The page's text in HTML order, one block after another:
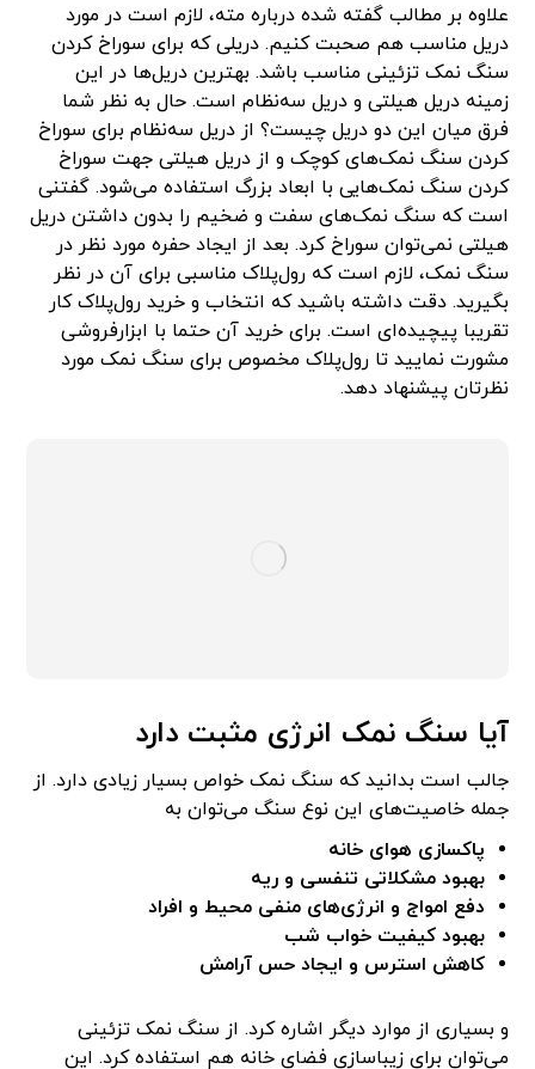
علاوه بر مطالب گفته شده درباره مته، لازم است در مورد
دریل مناسب هم صحبت کنیم. دریلی که برای سوراخ کردن
سنگ نمک تزئینی مناسب باشد. بهترین دریل‌ها در این
زمینه دریل هیلتی و دریل سه‌نظام است. حال به نظر شما
فرق میان این دو دریل چیست؟ از دریل سه‌نظام برای سوراخ
کردن سنگ نمک‌های کوچک و از دریل هیلتی جهت سوراخ
کردن سنگ نمک‌هایی با ابعاد بزرگ استفاده می‌شود. گفتنی
است که سنگ نمک‌های سفت و ضخیم را بدون داشتن دریل
هیلتی نمی‌توان سوراخ کرد. بعد از ایجاد حفره مورد نظر در
سنگ نمک، لازم است که رول‌پلاک مناسبی برای آن در نظر
بگیرید. دقت داشته باشید که انتخاب و خرید رول‌پلاک کار
تقریبا پیچیده‌ای است. برای خرید آن حتما با ابزارفروشی
مشورت نمایید تا رول‌پلاک مخصوص برای سنگ نمک مورد
نظرتان پیشنهاد دهد.
آیا سنگ نمک انرژی مثبت دارد
جالب است بدانید که سنگ نمک خواص بسیار زیادی دارد. از
جمله خاصیت‌های این نوع سنگ می‌توان به
پاکسازی هوای خانه
بهبود مشکلاتی تنفسی و ریه
دفع امواج و انرژی‌های منفی محیط و افراد
بهبود کیفیت خواب شب
کاهش استرس و ایجاد حس آرامش
و بسیاری از موارد دیگر اشاره کرد. از سنگ نمک تزئینی
می‌توان برای زیباسازی فضای خانه هم استفاده کرد. این